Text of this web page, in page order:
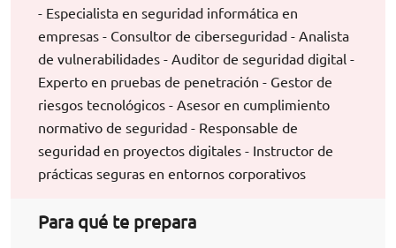
- Especialista en seguridad informática en
empresas - Consultor de ciberseguridad - Analista
de vulnerabilidades - Auditor de seguridad digital -
Experto en pruebas de penetración - Gestor de
riesgos tecnológicos - Asesor en cumplimiento
normativo de seguridad - Responsable de
seguridad en proyectos digitales - Instructor de
prácticas seguras en entornos corporativos
Para qué te prepara